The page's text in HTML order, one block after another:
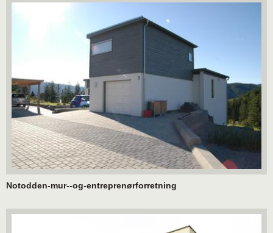
Notodden-mur--og-entreprenørforretning